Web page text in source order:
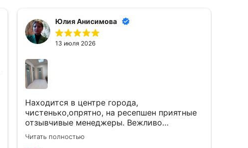
Юлия Анисимова
13 июля 2026
Находится в центре города,
чистенько,опрятно, на ресепшен приятные
отзывчивые менеджеры. Вежливо
разговаривают. Услугу оказали качественно
и вовремя. Однозначно придем еще.
Читать полностью